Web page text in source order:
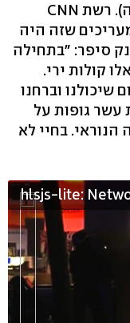
(האזינו להם בסרטון בהמשך הכתבה). רשת CNN
שזה היה
סיפר: "בתחילה
קולות ירי.
וברחנו
עשר גופות על
בחיי לא
hlsjs-lite: